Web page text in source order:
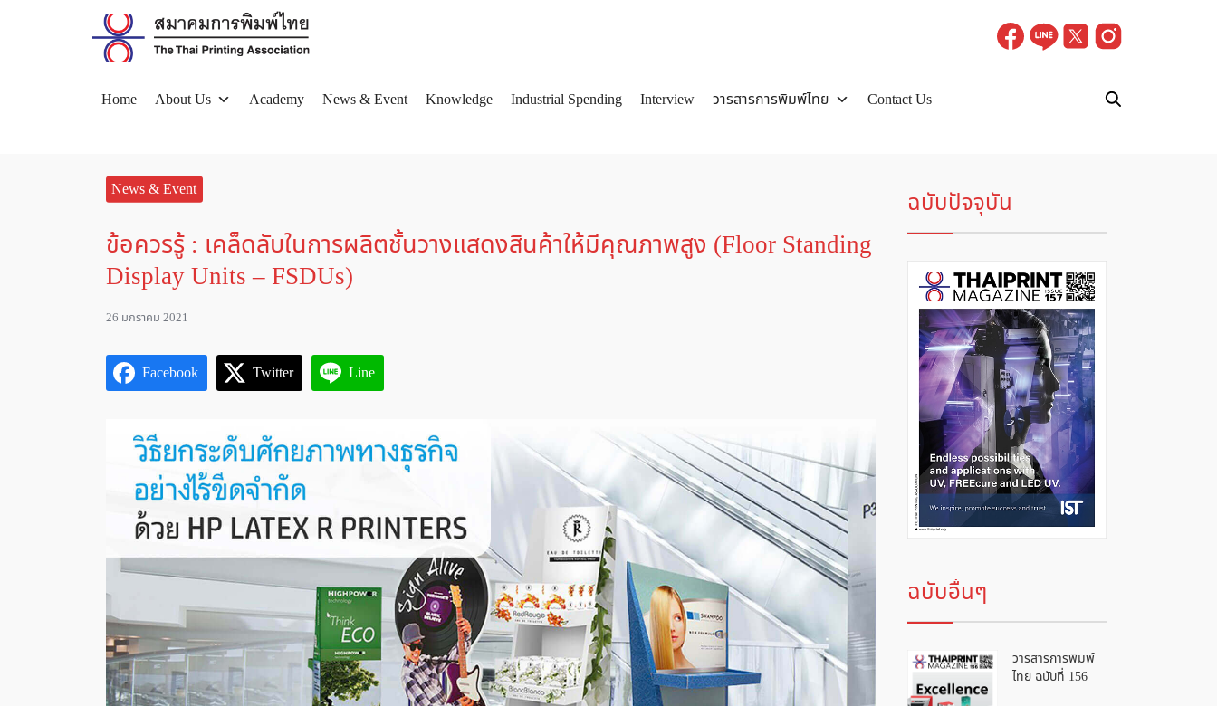
Home About Us Academy News & Event Knowledge Industrial Spending Interview วารสารการพิมพ์ไทย
Contact Us
News & Event
ข้อควรรู้ : เคล็ดลับในการผลิตชั้นวางแสดงสินค้าให้มีคุณภาพสูง (Floor Standing
Display Units – FSDUs)
26 มกราคม 2021
Facebook Twitter Line
ฉบับปัจจุบัน
ฉบับอื่นๆ
วารสารการพิมพ์
ไทย ฉบับที่ 156